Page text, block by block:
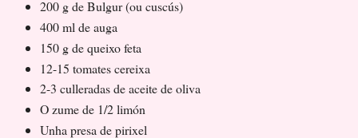
200 g de Bulgur (ou cuscús)
400 ml de auga
150 g de queixo feta
12-15 tomates cereixa
2-3 culleradas de aceite de oliva
O zume de 1/2 limón
Unha presa de pirixel